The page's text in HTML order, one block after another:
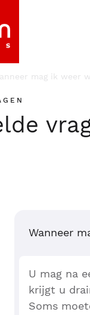
mag ik weer
Wanneer
U mag na
krijgt u
Soms